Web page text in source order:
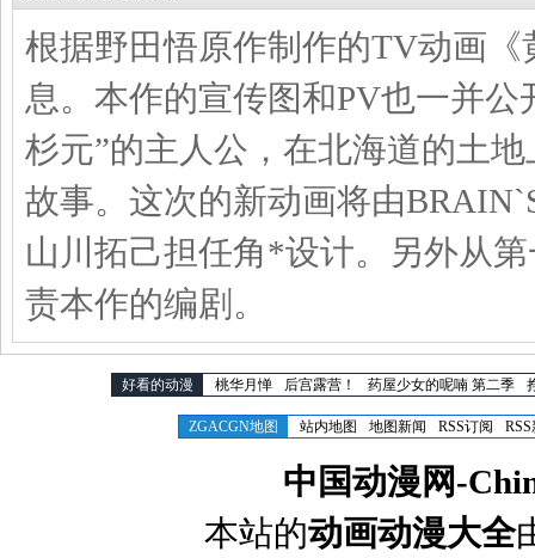
根据野田悟原作制作的TV动画
息。本作的宣传图和PV也一并
杉元”的主人公，在北海道的土
故事。这次的新动画将由
山川拓己担任角*设计。另外从
责本作的编剧。
好看的动漫 桃华月惮 后宫露营！ 药屋少女的呢喃 第二季
ZGACGN地图 站内地图 地图新闻 RSS订阅
中国动漫网-
本站的动画动漫大全